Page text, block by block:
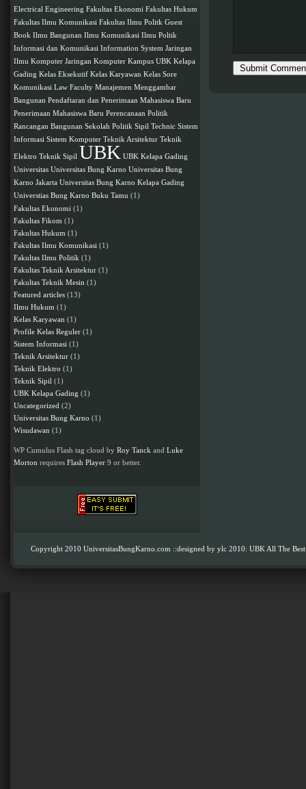
Electrical Engineering Fakultas Ekonomi Fakultas Hukum
Fakultas Ilmu Komunikasi Fakultas Ilmu Politk Guest
Book Ilmu Bangunan Ilmu Komunikasi Ilmu Poltik
Informasi dan Komunikasi Information System Jaringan
Ilmu Komputer Jaringan Komputer Kampus UBK Kelapa
Gading Kelas Eksekutif Kelas Karyawan Kelas Sore
Komunikasi Law Faculty Manajemen Menggambar
Bangunan Pendaftaran dan Penerimaan Mahasiswa Baru
Penerimaan Mahasiswa Baru Perencanaan Politik
Rancangan Bangunan Sekolah Politik Sipil Technic Sistem
Informasi Sistem Komputer Teknik Arsitektur Teknik
Elektro Teknik Sipil UBK UBK Kelapa Gading
Universitas Universitas Bung Karno Universitas Bung
Karno Jakarta Universitas Bung Karno Kelapa Gading
Universtias Bung Karno Buku Tamu (1)
Fakultas Ekonomi (1)
Fakultas Fikom (1)
Fakultas Hukum (1)
Fakultas Ilmu Komunikasi (1)
Fakultas Ilmu Politik (1)
Fakultas Teknik Arsitektur (1)
Fakultas Teknik Mesin (1)
Featured articles (13)
Ilmu Hukum (1)
Kelas Karyawan (1)
Profile Kelas Reguler (1)
Sistem Informasi (1)
Teknik Arsitektur (1)
Teknik Elektro (1)
Teknik Sipil (1)
UBK Kelapa Gading (1)
Uncategorized (2)
Universitas Bung Karno (1)
Wisudawan (1)
WP Cumulus Flash tag cloud by Roy Tanck and Luke
Morton requires Flash Player 9 or better.
Copyright 2010 UniversitasBungKarno.com ::designed by ylc 2010: UBK All The Best